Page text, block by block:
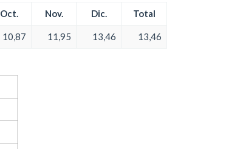
Oct. Nov. Dic. Total
10,87 11,95 13,46 13,46